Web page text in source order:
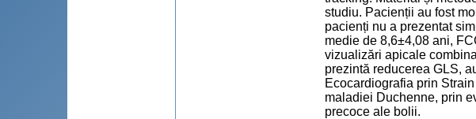
studiu. Pacienții au fost
pacienți nu a prezentat
medie de 8,6±4,08 ani,
vizualizări apicale
prezintă reducerea GLS,
Ecocardiografia prin
maladiei Duchenne, prin
precoce ale bolii.